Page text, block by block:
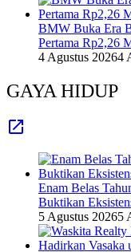
BMW Buka Era
Pertama Rp2,26
4 Agustus 20264
GAYA HIDUP
Enam Belas
Buktikan
5 Agustus 20265